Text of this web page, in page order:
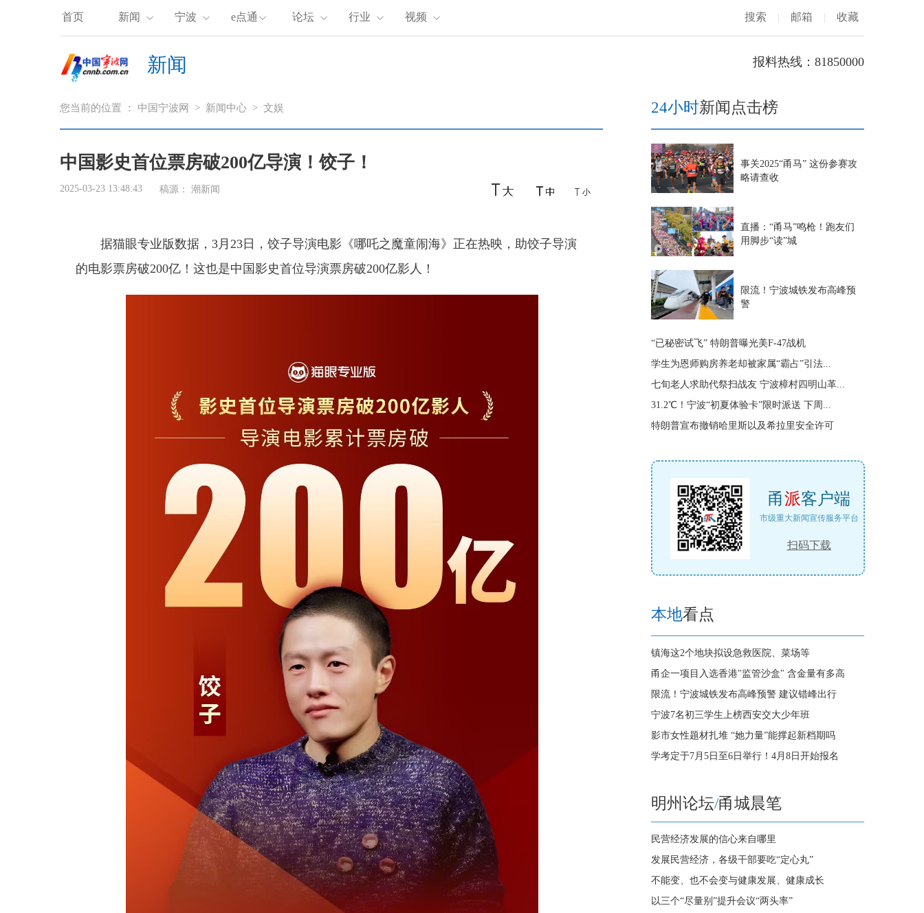
首页 新闻 宁波 e点通 论坛 行业 视频 搜索 | 邮箱 | 收藏
新闻 报料热线：81850000
您当前的位置 ： 中国宁波网 > 新闻中心 > 文娱
中国影史首位票房破200亿导演！饺子！
2025-03-23 13:48:43 稿源： 潮新闻
据猫眼专业版数据，3月23日，饺子导演电影《哪吒之魔童闹海》正在热映，助饺子导演
的电影票房破200亿！这也是中国影史首位导演票房破200亿影人！
24小时新闻点击榜
事关2025“甬马” 这份参赛攻
略请查收
直播：“甬马”鸣枪！跑友们
用脚步“读”城
限流！宁波城铁发布高峰预
警
“已秘密试飞” 特朗普曝光美F-47战机
学生为恩师购房养老却被家属“霸占”引法...
七旬老人求助代祭扫战友 宁波樟村四明山革...
31.2℃！宁波“初夏体验卡”限时派送 下周...
特朗普宣布撤销哈里斯以及希拉里安全许可
甬派客户端
市级重大新闻宣传服务平台
扫码下载
本地看点
镇海这2个地块拟设急救医院、菜场等
甬企一项目入选香港"监管沙盒" 含金量有多高
限流！宁波城铁发布高峰预警 建议错峰出行
宁波7名初三学生上榜西安交大少年班
影市女性题材扎堆 “她力量”能撑起新档期吗
学考定于7月5日至6日举行！4月8日开始报名
明州论坛/甬城晨笔
民营经济发展的信心来自哪里
发展民营经济，各级干部要吃“定心丸”
不能变、也不会变与健康发展、健康成长
以三个“尽量别”提升会议“两头率”